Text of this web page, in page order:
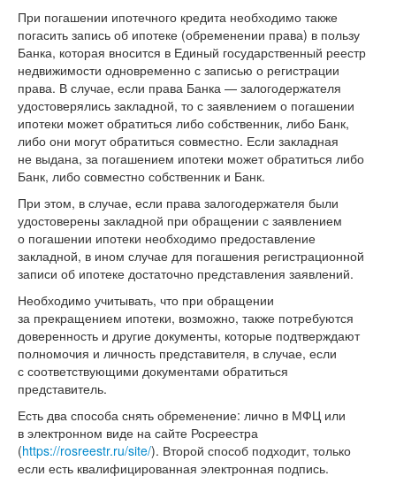
При погашении ипотечного кредита необходимо также
погасить запись об ипотеке (обременении права) в пользу
Банка, которая вносится в Единый государственный реестр
недвижимости одновременно с записью о регистрации
права. В случае, если права Банка — залогодержателя
удостоверялись закладной, то с заявлением о погашении
ипотеки может обратиться либо собственник, либо Банк,
либо они могут обратиться совместно. Если закладная
не выдана, за погашением ипотеки может обратиться либо
Банк, либо совместно собственник и Банк.
При этом, в случае, если права залогодержателя были
удостоверены закладной при обращении с заявлением
о погашении ипотеки необходимо предоставление
закладной, в ином случае для погашения регистрационной
записи об ипотеке достаточно представления заявлений.
Необходимо учитывать, что при обращении
за прекращением ипотеки, возможно, также потребуются
доверенность и другие документы, которые подтверждают
полномочия и личность представителя, в случае, если
с соответствующими документами обратиться
представитель.
Есть два способа снять обременение: лично в МФЦ или
в электронном виде на сайте Росреестра
(https://rosreestr.ru/site/). Второй способ подходит, только
если есть квалифицированная электронная подпись.